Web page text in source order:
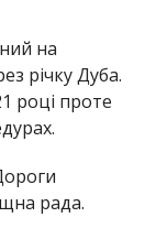
на
річку Дуба.
році проте
рада.